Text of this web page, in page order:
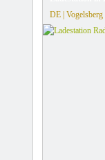
DE | Vogelsberg